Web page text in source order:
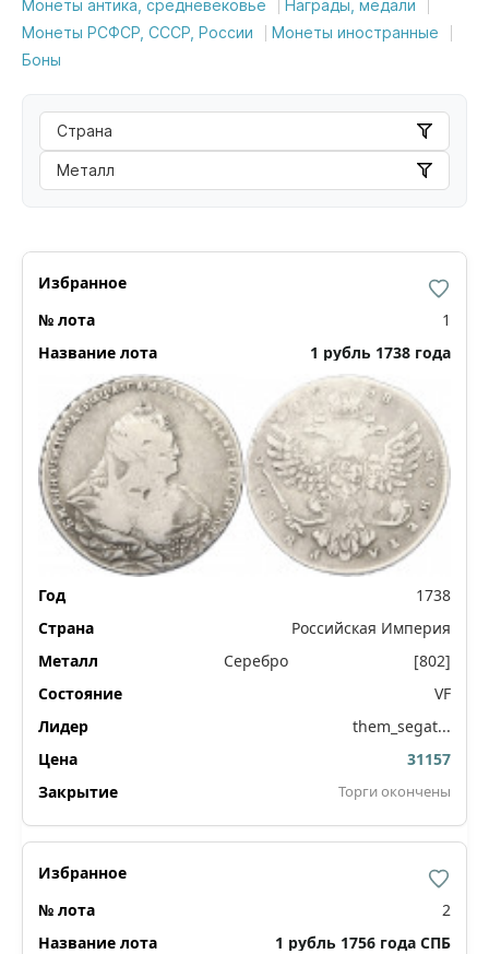
Монеты антика, средневековье
Награды, медали
Монеты РСФСР, СССР, России
Монеты иностранные
Боны
Страна
Металл
1
1 рубль 1738 года
1738
Российская Империя
Серебро
[802]
VF
them_segat...
31157
Торги окончены
2
1 рубль 1756 года СПБ